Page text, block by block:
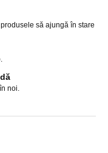
să ajungă în stare
noi.